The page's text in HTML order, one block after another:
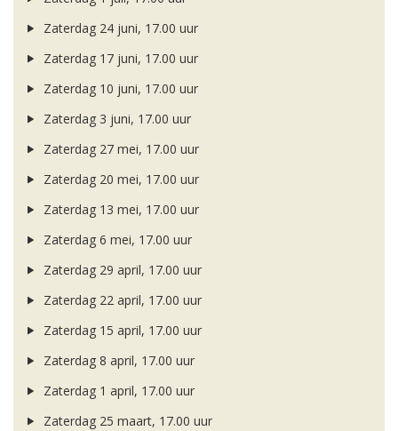
Zaterdag 24 juni, 17.00 uur
Zaterdag 17 juni, 17.00 uur
Zaterdag 10 juni, 17.00 uur
Zaterdag 3 juni, 17.00 uur
Zaterdag 27 mei, 17.00 uur
Zaterdag 20 mei, 17.00 uur
Zaterdag 13 mei, 17.00 uur
Zaterdag 6 mei, 17.00 uur
Zaterdag 29 april, 17.00 uur
Zaterdag 22 april, 17.00 uur
Zaterdag 15 april, 17.00 uur
Zaterdag 8 april, 17.00 uur
Zaterdag 1 april, 17.00 uur
Zaterdag 25 maart, 17.00 uur